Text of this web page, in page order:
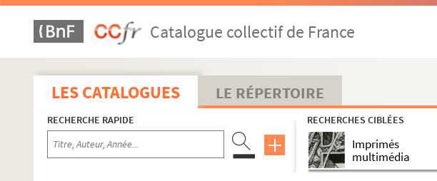
Catalogue collectif de France
LES CATALOGUES LE RÉPERTOIRE
RECHERCHE RAPIDE RECHERCHES CIBLÉES
Imprimés
multimédia